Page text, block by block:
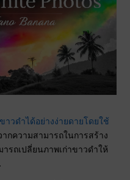
วดำได้อย่างง่ายดายโดยใช้
กความสามารถในการสร้าง
รถเปลี่ยนภาพเก่าขาวดำให้